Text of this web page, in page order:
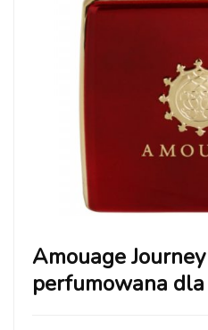
Amouage
perfumowana